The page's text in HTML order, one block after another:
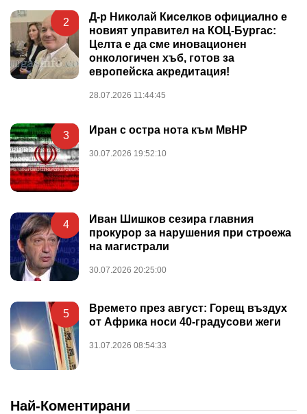
2
Д-р Николай Киселков официално е
новият управител на КОЦ-Бургас:
Целта е да сме иновационен
онкологичен хъб, готов за
европейска акредитация!
28.07.2026 11:44:45
3 Иран с остра нота към МвНР
30.07.2026 19:52:10
4
Иван Шишков сезира главния
прокурор за нарушения при строежа
на магистрали
30.07.2026 20:25:00
5
Времето през август: Горещ въздух
от Африка носи 40-градусови жеги
31.07.2026 08:54:33
Най-Коментирани